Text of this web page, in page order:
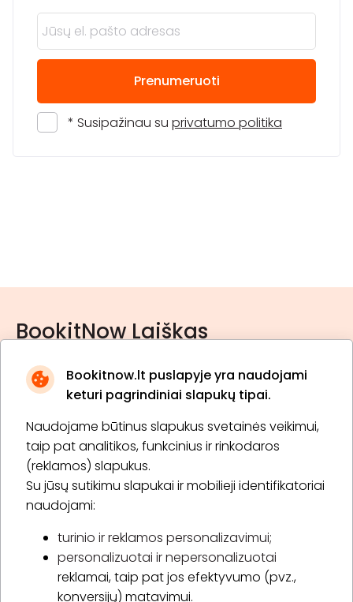
Bookitnow.lt puslapyje yra naudojami
keturi pagrindiniai slapukų tipai.
Naudojame būtinus slapukus svetainės veikimui,
taip pat analitikos, funkcinius ir rinkodaros
(reklamos) slapukus.
Su jūsų sutikimu slapukai ir mobilieji identifikatoriai
naudojami:
turinio ir reklamos personalizavimui;
personalizuotai ir nepersonalizuotai
reklamai, taip pat jos efektyvumo (pvz.,
konversijų) matavimui.
Prenumeruoti
* Susipažinau su privatumo politika
BookitNow Laiškas
* Susipažinau su privatumo politika
Prenumeruoti
Apie „BookitNow“